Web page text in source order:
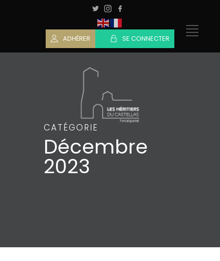
SE CONNECTER
ADHÉRER
CATÉGORIE
Décembre
2023